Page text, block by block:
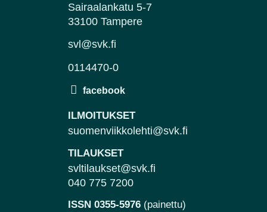
Sairaalankatu 5-7
33100 Tampere
svl@svk.fi
0114470-0
ILMOITUKSET
suomenviikkolehti@svk.fi
TILAUKSET
svltilaukset@svk.fi
040 775 7200
ISSN 0355-5976 (painettu)